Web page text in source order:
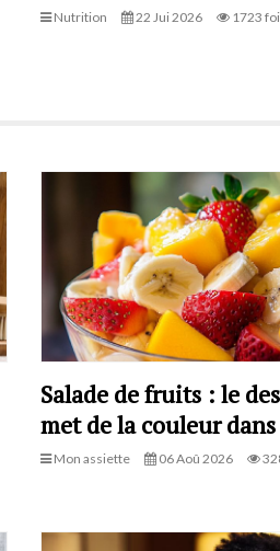
Nutrition 22 Jui 2026 1723
Salade de fruits : le
met de la couleur
Mon assiette 06 Aoû 2026